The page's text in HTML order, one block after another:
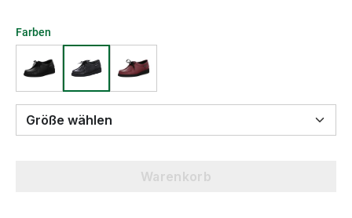
Farben
Größe wählen
Warenkorb